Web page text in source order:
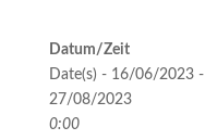
Datum/Zeit
Date(s) - 16/06/2023 -
27/08/2023
0:00